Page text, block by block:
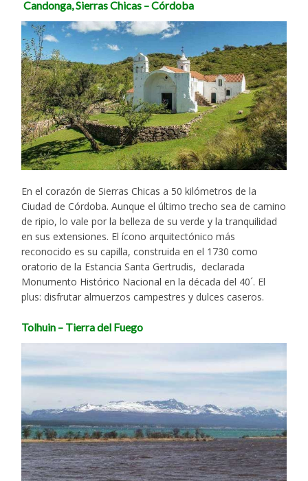
Candonga, Sierras Chicas – Córdoba
En el corazón de Sierras Chicas a 50 kilómetros de la
Ciudad de Córdoba. Aunque el último trecho sea de camino
de ripio, lo vale por la belleza de su verde y la tranquilidad
en sus extensiones. El ícono arquitectónico más
reconocido es su capilla, construida en el 1730 como
oratorio de la Estancia Santa Gertrudis, declarada
Monumento Histórico Nacional en la década del 40´. El
plus: disfrutar almuerzos campestres y dulces caseros.
Tolhuin – Tierra del Fuego